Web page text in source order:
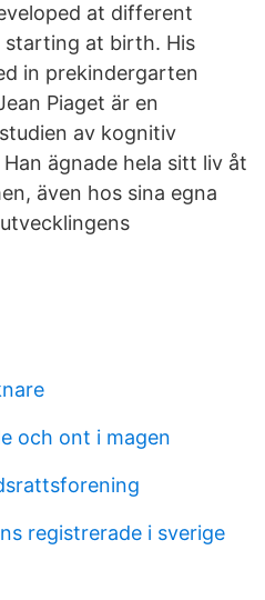
at different
starting at birth. His
in prekindergarten
Piaget är en
av kognitiv
ägnade hela sitt liv åt
även hos sina egna
och ont i magen
registrerade i sverige